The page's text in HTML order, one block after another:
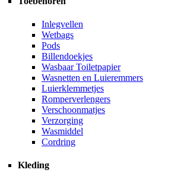
Inlegvellen
Wetbags
Pods
Billendoekjes
Wasbaar Toiletpapier
Wasnetten en Luieremmers
Luierklemmetjes
Romperverlengers
Verschoonmatjes
Verzorging
Wasmiddel
Cordring
Kleding